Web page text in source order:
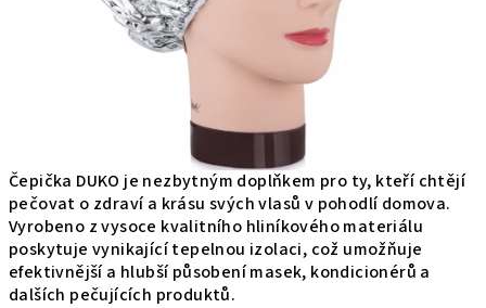
Čepička DUKO je nezbytným doplňkem pro ty, kteří chtějí
pečovat o zdraví a krásu svých vlasů v pohodlí domova.
Vyrobeno z vysoce kvalitního hliníkového materiálu
poskytuje vynikající tepelnou izolaci, což umožňuje
efektivnější a hlubší působení masek, kondicionérů a
dalších pečujících produktů.